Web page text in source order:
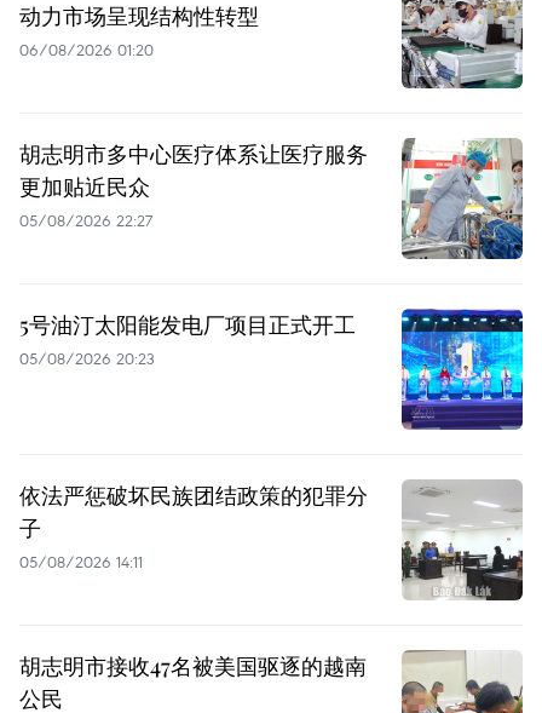
动力市场呈现结构性转型
06/08/2026 01:20
胡志明市多中心医疗体系让医疗服务
更加贴近民众
05/08/2026 22:27
5号油汀太阳能发电厂项目正式开工
05/08/2026 20:23
依法严惩破坏民族团结政策的犯罪分
子
05/08/2026 14:11
胡志明市接收47名被美国驱逐的越南
公民